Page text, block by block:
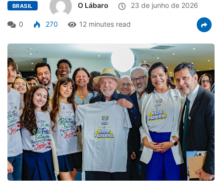
BRASIL O Lábaro 23 de junho de 2026
0 270 12 minutes read